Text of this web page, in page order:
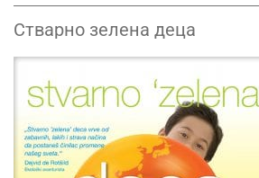
Стварно зелена деца